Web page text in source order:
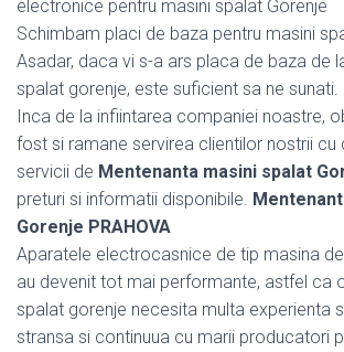
electronice pentru masini spalat Gorenje
Schimbam placi de baza pentru masini
Asadar, daca vi s-a ars placa de baza de
spalat gorenje, este suficient sa ne sunati.
Inca de la infiintarea companiei noastre,
fost si ramane servirea clientilor nostrii cu
servicii de Mentenanta masini spalat
preturi si informatii disponibile.
Gorenje PRAHOVA
Aparatele electrocasnice de tip masina
au devenit tot mai performante, astfel ca
spalat gorenje necesita multa experienta
stransa si continuua cu marii producatori